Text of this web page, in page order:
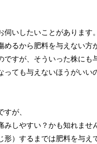
伺いしたいことがあります
るから肥料を与えない方
ですが、そういった株にも
っても与えないほうがいい
が、
みしやすい？かも知れませ
形）するまでは肥料を与え